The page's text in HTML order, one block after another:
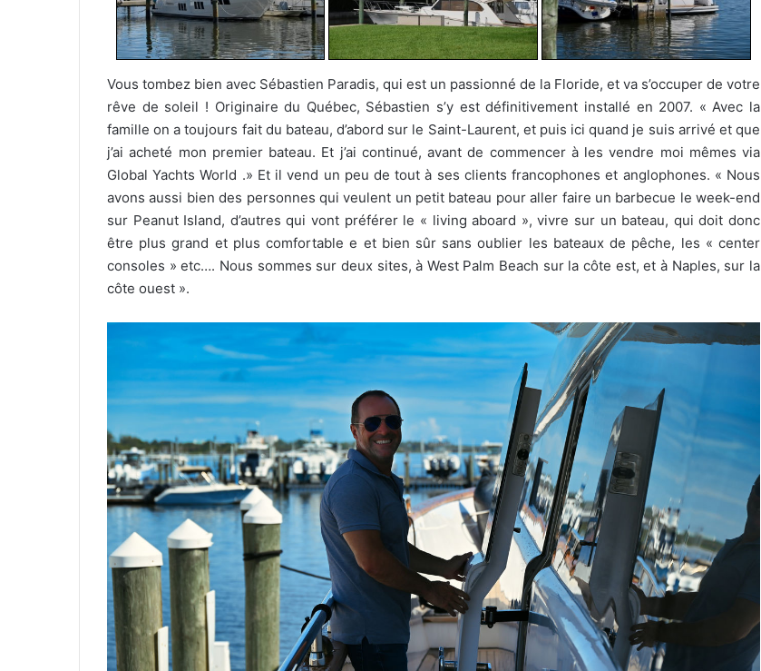
Vous tombez bien avec Sébastien Paradis, qui est un passionné de la Floride, et va s’occuper de votre
rêve de soleil ! Originaire du Québec, Sébastien s’y est définitivement installé en 2007. « Avec la
famille on a toujours fait du bateau, d’abord sur le Saint-Laurent, et puis ici quand je suis arrivé et que
j’ai acheté mon premier bateau. Et j’ai continué, avant de commencer à les vendre moi mêmes via
Global Yachts World .» Et il vend un peu de tout à ses clients francophones et anglophones. « Nous
avons aussi bien des personnes qui veulent un petit bateau pour aller faire un barbecue le week-end
sur Peanut Island, d’autres qui vont préférer le « living aboard », vivre sur un bateau, qui doit donc
être plus grand et plus comfortable e et bien sûr sans oublier les bateaux de pêche, les « center
consoles » etc…. Nous sommes sur deux sites, à West Palm Beach sur la côte est, et à Naples, sur la
côte ouest ».